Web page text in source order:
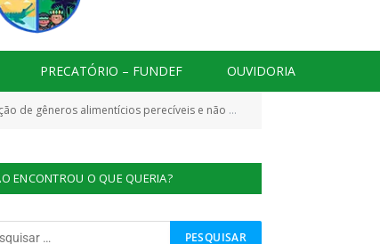
PRECATÓRIO – FUNDEF OUVIDORIA
alunos da rede municipal (Ensino infantil, Fundamental, Médio, EJA e Escolas Indígenas))
ENCONTROU O QUE QUERIA?